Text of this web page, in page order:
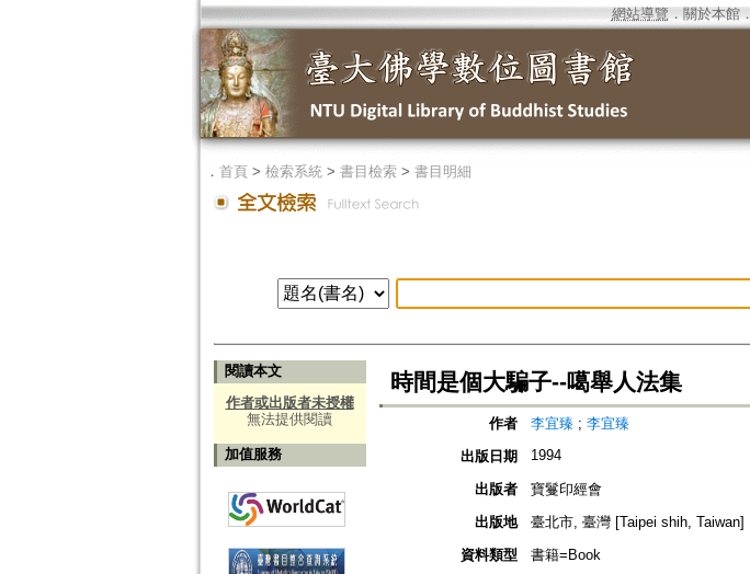
網站導覽 ． 關於本館．
． 首頁> 檢索系統> 書目檢索> 書目明細
閱讀本文
作者或出版者未授權
無法提供閱讀
加值服務
時間是個大騙子--噶舉人法集
作者 李宜臻; 李宜臻
出版日期
1994
出版者
寶鬘印經會
出版地
臺北市, 臺灣 [Taipei shih, Taiwan]
資料類型
書籍=Book